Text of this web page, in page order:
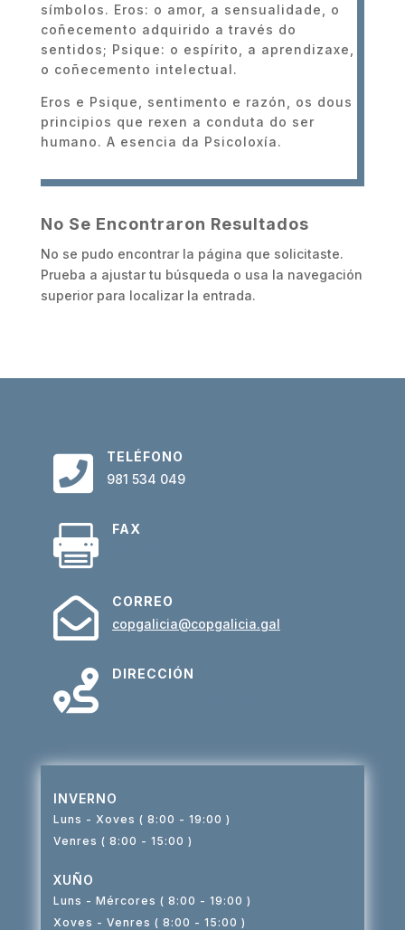
símbolos. Eros: o amor, a sensualidade, o
coñecemento adquirido a través do
sentidos; Psique: o espírito, a aprendizaxe,
o coñecemento intelectual.
Eros e Psique, sentimento e razón, os dous
principios que rexen a conduta do ser
humano. A esencia da Psicoloxía.
No Se Encontraron Resultados
No se pudo encontrar la página que solicitaste.
Prueba a ajustar tu búsqueda o usa la navegación
superior para localizar la entrada.

TELÉFONO
981 534 049

FAX

CORREO
copgalicia@copgalicia.gal

DIRECCIÓN
INVERNO
Luns - Xoves ( 8:00 - 19:00 )
Venres ( 8:00 - 15:00 )
XUÑO
Luns - Mércores ( 8:00 - 19:00 )
Xoves - Venres ( 8:00 - 15:00 )